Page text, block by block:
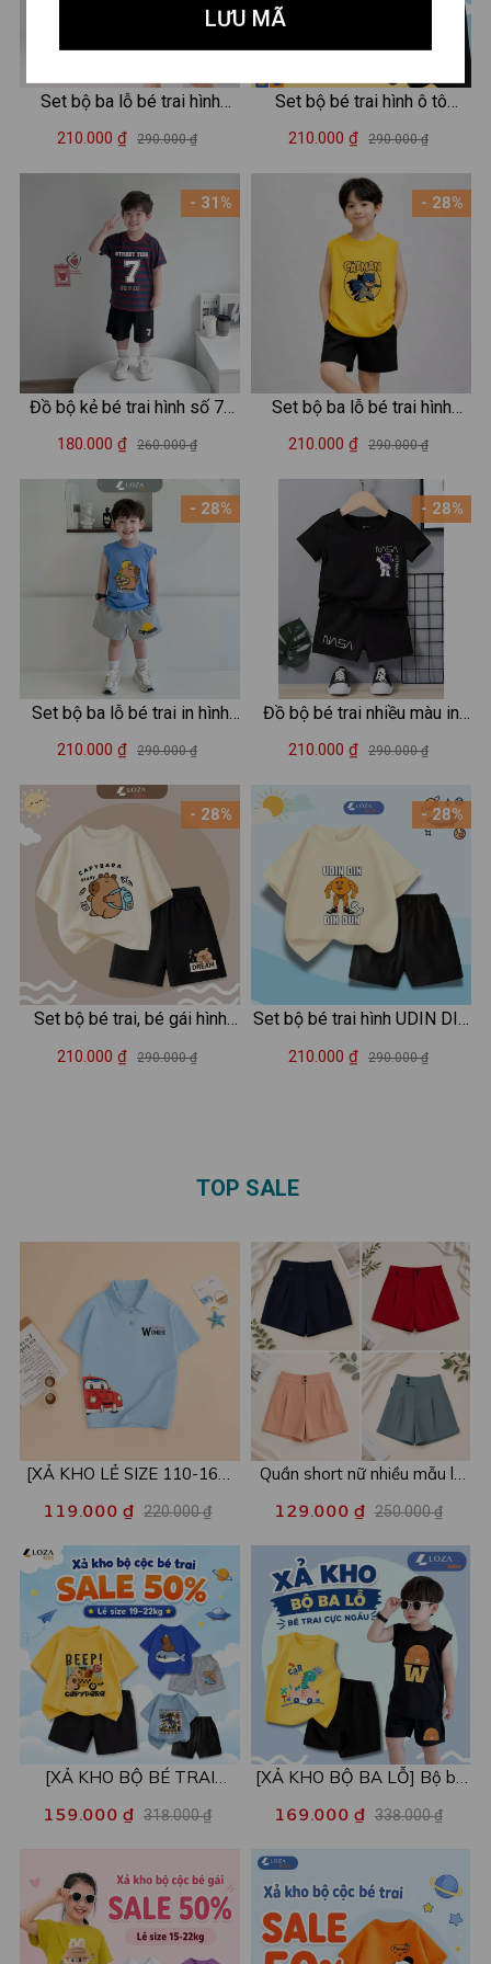
Set bộ ba lỗ bé trai hình
"Player 28 Awake and Pray"
210.000 ₫ 290.000 ₫
- 31%
Đồ bộ kẻ bé trai hình số 7-
Loza CK683
180.000 ₫ 260.000 ₫
- 28%
Set bộ ba lỗ bé trai in hình
Capybara - Loza Kids BL347
210.000 ₫ 290.000 ₫
- 28%
Set bộ bé trai, bé gái hình
capybara đeo cặp - Loza
210.000 ₫ 290.000 ₫
Set bộ bé trai hình ô tô
Wonder - LOZA SB295
210.000 ₫ 290.000 ₫
- 28%
Set bộ ba lỗ bé trai hình
CATMAN - Quần áo bé trai
210.000 ₫ 290.000 ₫
- 28%
Đồ bộ bé trai nhiều màu in
hình - Set đồ bé trai (áo thun
42kg - Loza G0188
210.000 ₫ 290.000 ₫
- 28%
Set bộ bé trai hình UDIN DIN
DIN DUN - Loza Kids SB414
210.000 ₫ 290.000 ₫
[XẢ KHO LẺ SIZE 110-160]
mẫu - Áo trẻ em từ 15-42kg
- Loza Kids XPL001
119.000 ₫ 220.000 ₫
Quần short nữ nhiều mẫu lẻ
còn 99k/c - Loza XA016
129.000 ₫ 250.000 ₫
[XẢ KHO BỘ BÉ TRAI
nhiều mẫu - Quần áo bé trai
XB003
159.000 ₫ 318.000 ₫
[XẢ KHO BỘ BA LỖ] Bộ ba
size từ 15-40kg - Quần áo
bé trai - Loza Kids XABL01
169.000 ₫ 338.000 ₫
TOP SALE
LƯU MÃ